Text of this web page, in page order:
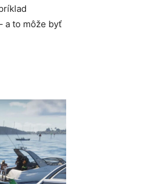
a to môže byť